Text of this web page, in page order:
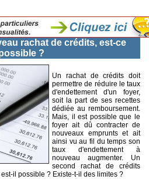
rachat de crédits, est-ce
?
Un rachat de crédits doit
permettre de réduire le taux
d'endettement d'un foyer,
soit la part de ses recettes
dédiée au remboursement.
Mais, il est possible que le
foyer ait dû contracter de
nouveaux emprunts et ait
ainsi vu au fil du temps son
taux d'endettement à
nouveau augmenter. Un
second rachat de crédits
il possible ? Existe-t-il des limites ?